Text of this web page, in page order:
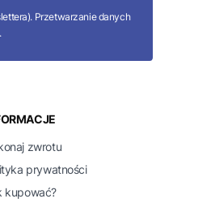
Przetwarzanie danych
.
zwrotu
prywatności
kupować?